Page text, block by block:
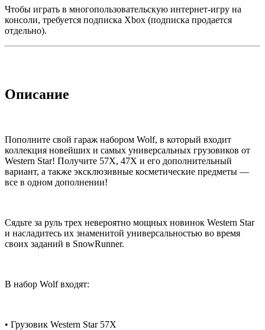
Чтобы играть в многопользовательскую интернет-игру на
консоли, требуется подписка Xbox (подписка продается
отдельно).
Описание
Пополните свой гараж набором Wolf, в который входит
коллекция новейших и самых универсальных грузовиков от
Western Star! Получите 57X, 47X и его дополнительный
вариант, а также эксклюзивные косметические предметы —
все в одном дополнении!
Сядьте за руль трех невероятно мощных новинок Western Star
и насладитесь их знаменитой универсальностью во время
своих заданий в SnowRunner.
В набор Wolf входят:
• Грузовик Western Star 57X